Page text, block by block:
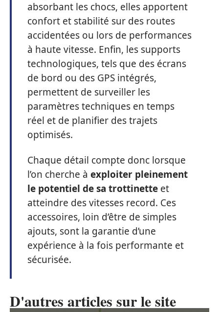
absorbant les chocs, elles apportent
confort et stabilité sur des routes
accidentées ou lors de performances
à haute vitesse. Enfin, les supports
technologiques, tels que des écrans
de bord ou des GPS intégrés,
permettent de surveiller les
paramètres techniques en temps
réel et de planifier des trajets
optimisés.
Chaque détail compte donc lorsque
l’on cherche à exploiter pleinement
le potentiel de sa trottinette et
atteindre des vitesses record. Ces
accessoires, loin d’être de simples
ajouts, sont la garantie d’une
expérience à la fois performante et
sécurisée.
D'autres articles sur le site